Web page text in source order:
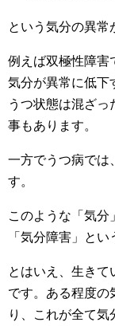
という気分の異常
例えば双極性障害
気分が異常に低下
うつ状態は混ざ
事もあります。
一方でうつ病では
す。
このような「気分
「気分障害」とい
とはいえ、生きて
です。ある程度の
り、これが全て気